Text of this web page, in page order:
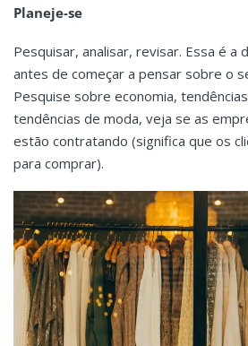
Planeje-se
Pesquisar, analisar, revisar. Essa é a
antes de começar a pensar sobre o
Pesquise sobre economia,
tendências de moda, veja se as
estão contratando (significa que os
para comprar).